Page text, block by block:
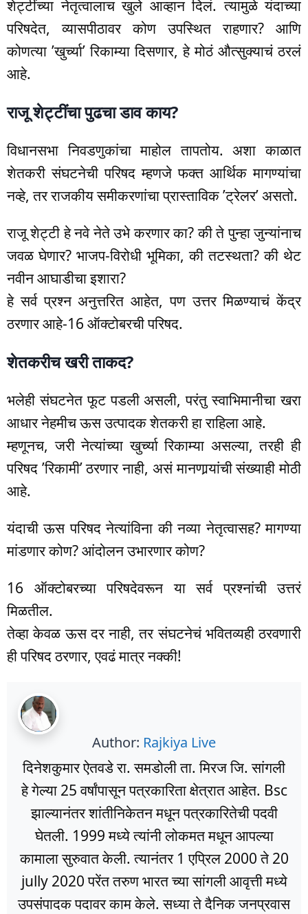
शेट्टींच्या नेतृत्वालाच खुले आव्हान दिलं. त्यामुळे यंदाच्या
परिषदेत, व्यासपीठावर कोण उपस्थित राहणार? आणि
कोणत्या ’खुर्च्या’ रिकाम्या दिसणार, हे मोठं औत्सुक्याचं ठरलं
आहे.
राजू शेट्टींचा पुढचा डाव काय?
विधानसभा निवडणुकांचा माहोल तापतोय. अशा काळात
शेतकरी संघटनेची परिषद म्हणजे फक्त आर्थिक मागण्यांचा
नव्हे, तर राजकीय समीकरणांचा प्रास्ताविक ’ट्रेलर’ असतो.
राजू शेट्टी हे नवे नेते उभे करणार का? की ते पुन्हा जुन्यांनाच
जवळ घेणार? भाजप-विरोधी भूमिका, की तटस्थता? की थेट
नवीन आघाडीचा इशारा?
हे सर्व प्रश्न अनुत्तरित आहेत, पण उत्तर मिळण्याचं केंद्र
ठरणार आहे-16 ऑक्टोबरची परिषद.
शेतकरीच खरी ताकद?
भलेही संघटनेत फूट पडली असली, परंतु स्वाभिमानीचा खरा
आधार नेहमीच ऊस उत्पादक शेतकरी हा राहिला आहे.
म्हणूनच, जरी नेत्यांच्या खुर्च्या रिकाम्या असल्या, तरही ही
परिषद ’रिकामी’ ठरणार नाही, असं मानणार्‍यांची संख्याही मोठी
आहे.
यंदाची ऊस परिषद नेत्यांविना की नव्या नेतृत्वासह? मागण्या
मांडणार कोण? आंदोलन उभारणार कोण?
16 ऑक्टोबरच्या परिषदेवरून या सर्व प्रश्नांची उत्तरं
मिळतील.
तेव्हा केवळ ऊस दर नाही, तर संघटनेचं भवितव्यही ठरवणारी
ही परिषद ठरणार, एवढं मात्र नक्की!
Author: Rajkiya Live
दिनेशकुमार ऐतवडे रा. समडोली ता. मिरज जि. सांगली
हे गेल्या 25 वर्षांपासून पत्रकारिता क्षेत्रात आहेत. Bsc
झाल्यानंतर शांतीनिकेतन मधून पत्रकारितेची पदवी
घेतली. 1999 मध्ये त्यांनी लोकमत मधून आपल्या
कामाला सुरुवात केली. त्यानंतर 1 एप्रिल 2000 ते 20
jully 2020 परेंत तरुण भारत च्या सांगली आवृत्ती मध्ये
उपसंपादक पदावर काम केले. सध्या ते दैनिक जनप्रवास